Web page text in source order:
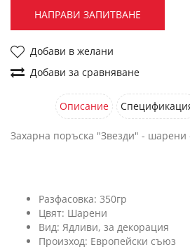
Добави в желани
Добави за сравняване
НАПРАВИ ЗАПИТВАНЕ
Описание
Захарна поръска "Звезди" - шарени
Разфасовка: 350гр
Цвят: Шарени
Вид: Ядливи, за декорация
Произход: Европейски съюз